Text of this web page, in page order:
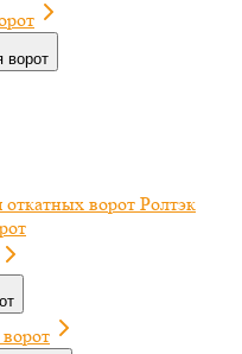
ворот
ворот Ролтэк